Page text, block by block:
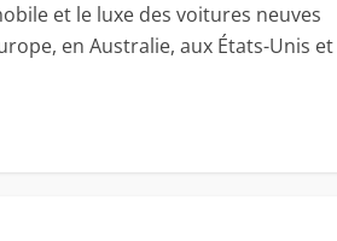
et le luxe des voitures neuves
en Australie, aux États-Unis et